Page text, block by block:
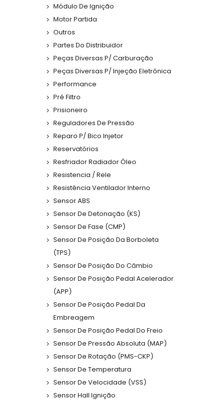
Módulo De Ignição
Motor Partida
Outros
Partes Do Distribuidor
Peças Diversas P/ Carburação
Peças Diversas P/ Injeção Eletrônica
Performance
Pré Filtro
Prisioneiro
Reguladores De Pressão
Reparo P/ Bico Injetor
Reservatórios
Resfriador Radiador Óleo
Resistencia / Rele
Resistência Ventilador Interno
Sensor ABS
Sensor De Detonação (KS)
Sensor De Fase (CMP)
Sensor De Posição Da Borboleta
(TPS)
Sensor De Posição Do Câmbio
Sensor De Posição Pedal Acelerador
(APP)
Sensor De Posição Pedal Da
Embreagem
Sensor De Posição Pedal Do Freio
Sensor De Pressão Absoluta (MAP)
Sensor De Rotação (PMS-CKP)
Sensor De Temperatura
Sensor De Velocidade (VSS)
Sensor Hall Ignição